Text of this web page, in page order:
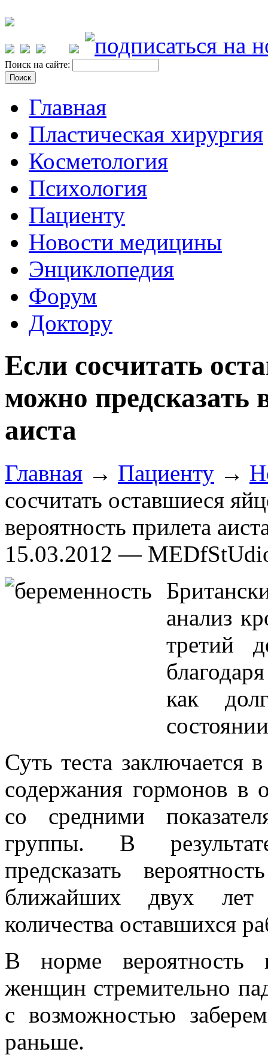
Поиск на сайте:
Главная
Пластическая хирургия
Косметология
Психология
Пациенту
Новости медицины
Энциклопедия
Форум
Доктору
Если сосчитать
можно предсказать
аиста
Главная → Пациенту →
сосчитать оставшиеся
вероятность прилета
15.03.2012 —
анализ
третий
как
Суть теста заключается
содержания гормонов в
со средними
группы. В
предсказать
ближайших двух лет
количества оставшихся
В норме вероятность
женщин стремительно
с возможностью
раньше.